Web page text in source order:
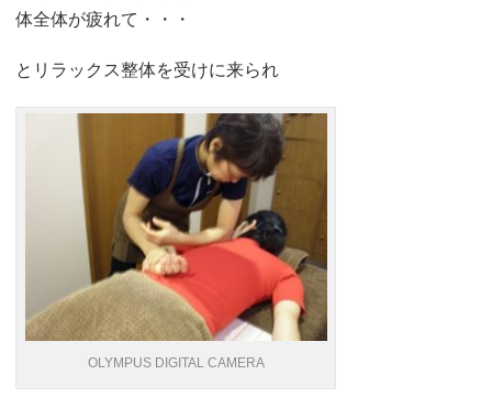
体全体が疲れて・・・
とリラックス整体を受けに来られ
OLYMPUS DIGITAL CAMERA